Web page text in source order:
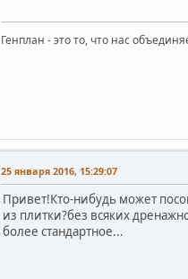
Генплан - это то, что нас
25 января 2016, 15:29:07
Привет!Кто-нибудь может
из плитки?без всяких
более стандартное...